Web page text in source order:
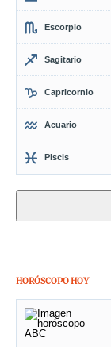
Escorpio
Sagitario
Capricornio
Acuario
Piscis
HORÓSCOPO HOY